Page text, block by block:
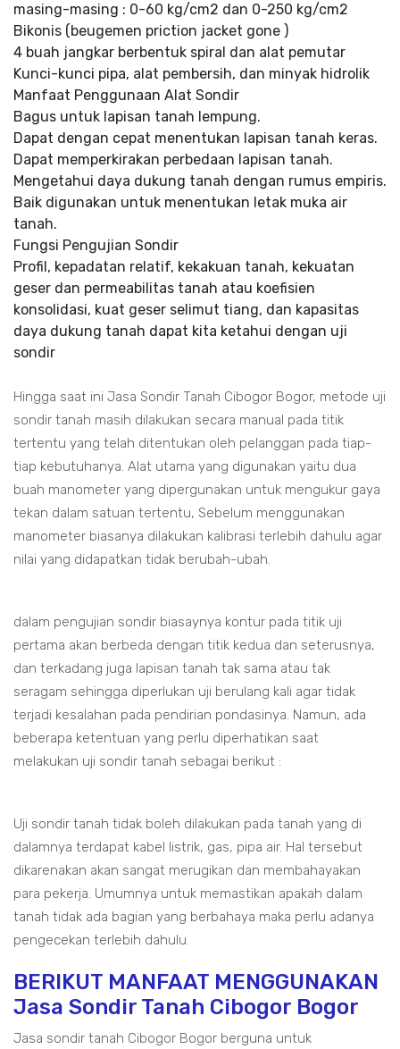
masing-masing : 0-60 kg/cm2 dan 0-250 kg/cm2
Bikonis (beugemen priction jacket gone )
4 buah jangkar berbentuk spiral dan alat pemutar
Kunci-kunci pipa, alat pembersih, dan minyak hidrolik
Manfaat Penggunaan Alat Sondir
Bagus untuk lapisan tanah lempung.
Dapat dengan cepat menentukan lapisan tanah keras.
Dapat memperkirakan perbedaan lapisan tanah.
Mengetahui daya dukung tanah dengan rumus empiris.
Baik digunakan untuk menentukan letak muka air
tanah.
Fungsi Pengujian Sondir
Profil, kepadatan relatif, kekakuan tanah, kekuatan
geser dan permeabilitas tanah atau koefisien
konsolidasi, kuat geser selimut tiang, dan kapasitas
daya dukung tanah dapat kita ketahui dengan uji
sondir
Hingga saat ini Jasa Sondir Tanah Cibogor Bogor, metode uji
sondir tanah masih dilakukan secara manual pada titik
tertentu yang telah ditentukan oleh pelanggan pada tiap-
tiap kebutuhanya. Alat utama yang digunakan yaitu dua
buah manometer yang dipergunakan untuk mengukur gaya
tekan dalam satuan tertentu, Sebelum menggunakan
manometer biasanya dilakukan kalibrasi terlebih dahulu agar
nilai yang didapatkan tidak berubah-ubah.
dalam pengujian sondir biasaynya kontur pada titik uji
pertama akan berbeda dengan titik kedua dan seterusnya,
dan terkadang juga lapisan tanah tak sama atau tak
seragam sehingga diperlukan uji berulang kali agar tidak
terjadi kesalahan pada pendirian pondasinya. Namun, ada
beberapa ketentuan yang perlu diperhatikan saat
melakukan uji sondir tanah sebagai berikut :
Uji sondir tanah tidak boleh dilakukan pada tanah yang di
dalamnya terdapat kabel listrik, gas, pipa air. Hal tersebut
dikarenakan akan sangat merugikan dan membahayakan
para pekerja. Umumnya untuk memastikan apakah dalam
tanah tidak ada bagian yang berbahaya maka perlu adanya
pengecekan terlebih dahulu.
BERIKUT MANFAAT MENGGUNAKAN
Jasa Sondir Tanah Cibogor Bogor
Jasa sondir tanah Cibogor Bogor berguna untuk